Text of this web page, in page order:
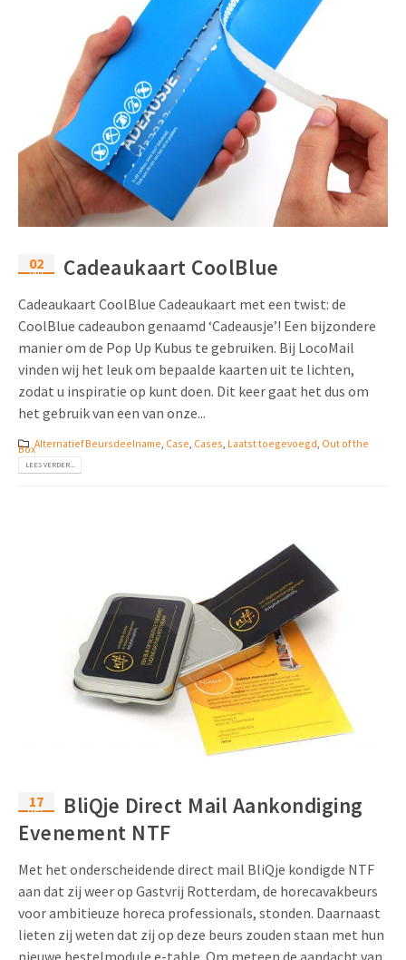
02
jan Cadeaukaart CoolBlue
Cadeaukaart CoolBlue Cadeaukaart met een twist: de
CoolBlue cadeaubon genaamd ‘Cadeausje’! Een bijzondere
manier om de Pop Up Kubus te gebruiken. Bij LocoMail
vinden wij het leuk om bepaalde kaarten uit te lichten,
zodat u inspiratie op kunt doen. Dit keer gaat het dus om
het gebruik van een van onze...
Alternatief Beursdeelname Case Cases Laatst toegevoegd Out of the
Box
LEES VERDER...
17
dec
BliQje Direct Mail Aankondiging
Evenement NTF
Met het onderscheidende direct mail BliQje kondigde NTF
aan dat zij weer op Gastvrij Rotterdam, de horecavakbeurs
voor ambitieuze horeca professionals, stonden. Daarnaast
lieten zij weten dat zij op deze beurs zouden staan met hun
nieuwe bestelmodule e-table. Om meteen de aandacht van